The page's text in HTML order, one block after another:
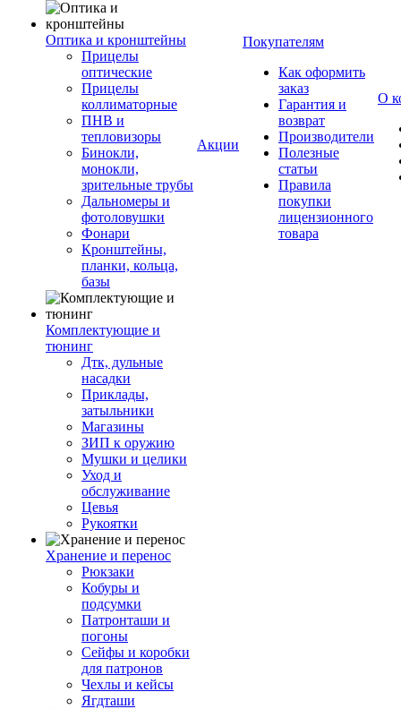
Оптика и кронштейны
Прицелы
оптические
Прицелы
коллиматорные
ПНВ и
тепловизоры
Бинокли,
монокли,
зрительные трубы
Дальномеры и
фотоловушки
Фонари
Кронштейны,
планки, кольца,
базы
Комплектующие и
тюнинг
Дтк, дульные
насадки
Приклады,
затыльники
Магазины
ЗИП к оружию
Мушки и целики
Уход и
обслуживание
Цевья
Рукоятки
Хранение и перенос
Рюкзаки
Кобуры и
подсумки
Патронташи и
погоны
Сейфы и коробки
для патронов
Чехлы и кейсы
Ягдташи
Акции
Покупателям
Как оформить
заказ
Гарантия и
возврат
Производители
Полезные
статьи
Правила
покупки
лицензионного
товара
О